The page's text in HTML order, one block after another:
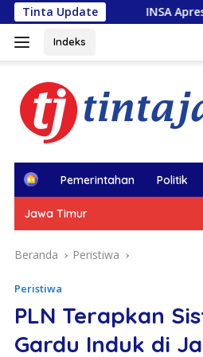
Tinta Update
INSA Apresiasi Kapal Penolong
Indeks
H
e
Pemerintahan Politik
Jawa Timur
Beranda Peristiwa
Peristiwa
PLN Terapkan
Gardu Induk di